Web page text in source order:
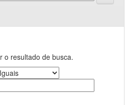
o resultado de busca.